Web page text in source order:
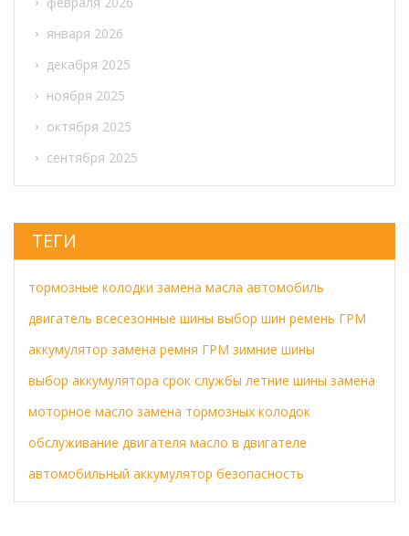
января 2026
декабря 2025
ноября 2025
октября 2025
сентября 2025
ТЕГИ
тормозные колодки замена масла автомобиль
двигатель всесезонные шины выбор шин ремень ГРМ
аккумулятор замена ремня ГРМ зимние шины
выбор аккумулятора срок службы летние шины замена
моторное масло замена тормозных колодок
обслуживание двигателя масло в двигателе
автомобильный аккумулятор безопасность